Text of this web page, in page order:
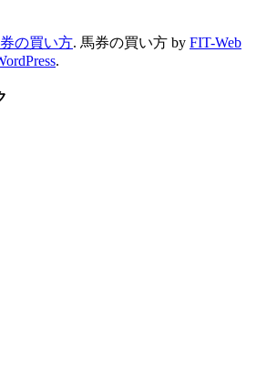
の買い方. 馬券の買い方 by FIT-Web
.